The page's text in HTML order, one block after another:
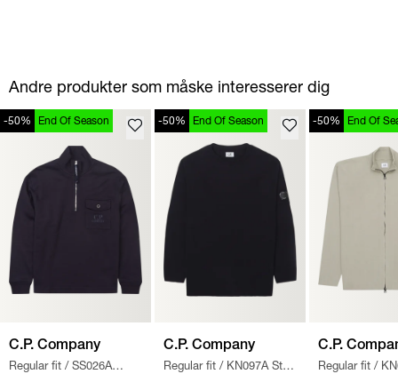
Andre produkter som måske interesserer dig
-50% End Of Season
C.P. Company
Regular fit / SS026A
-50% End Of Season
C.P. Company
Regular fit / KN097A Strik
-50% End Of
C.P.
Regular fit /